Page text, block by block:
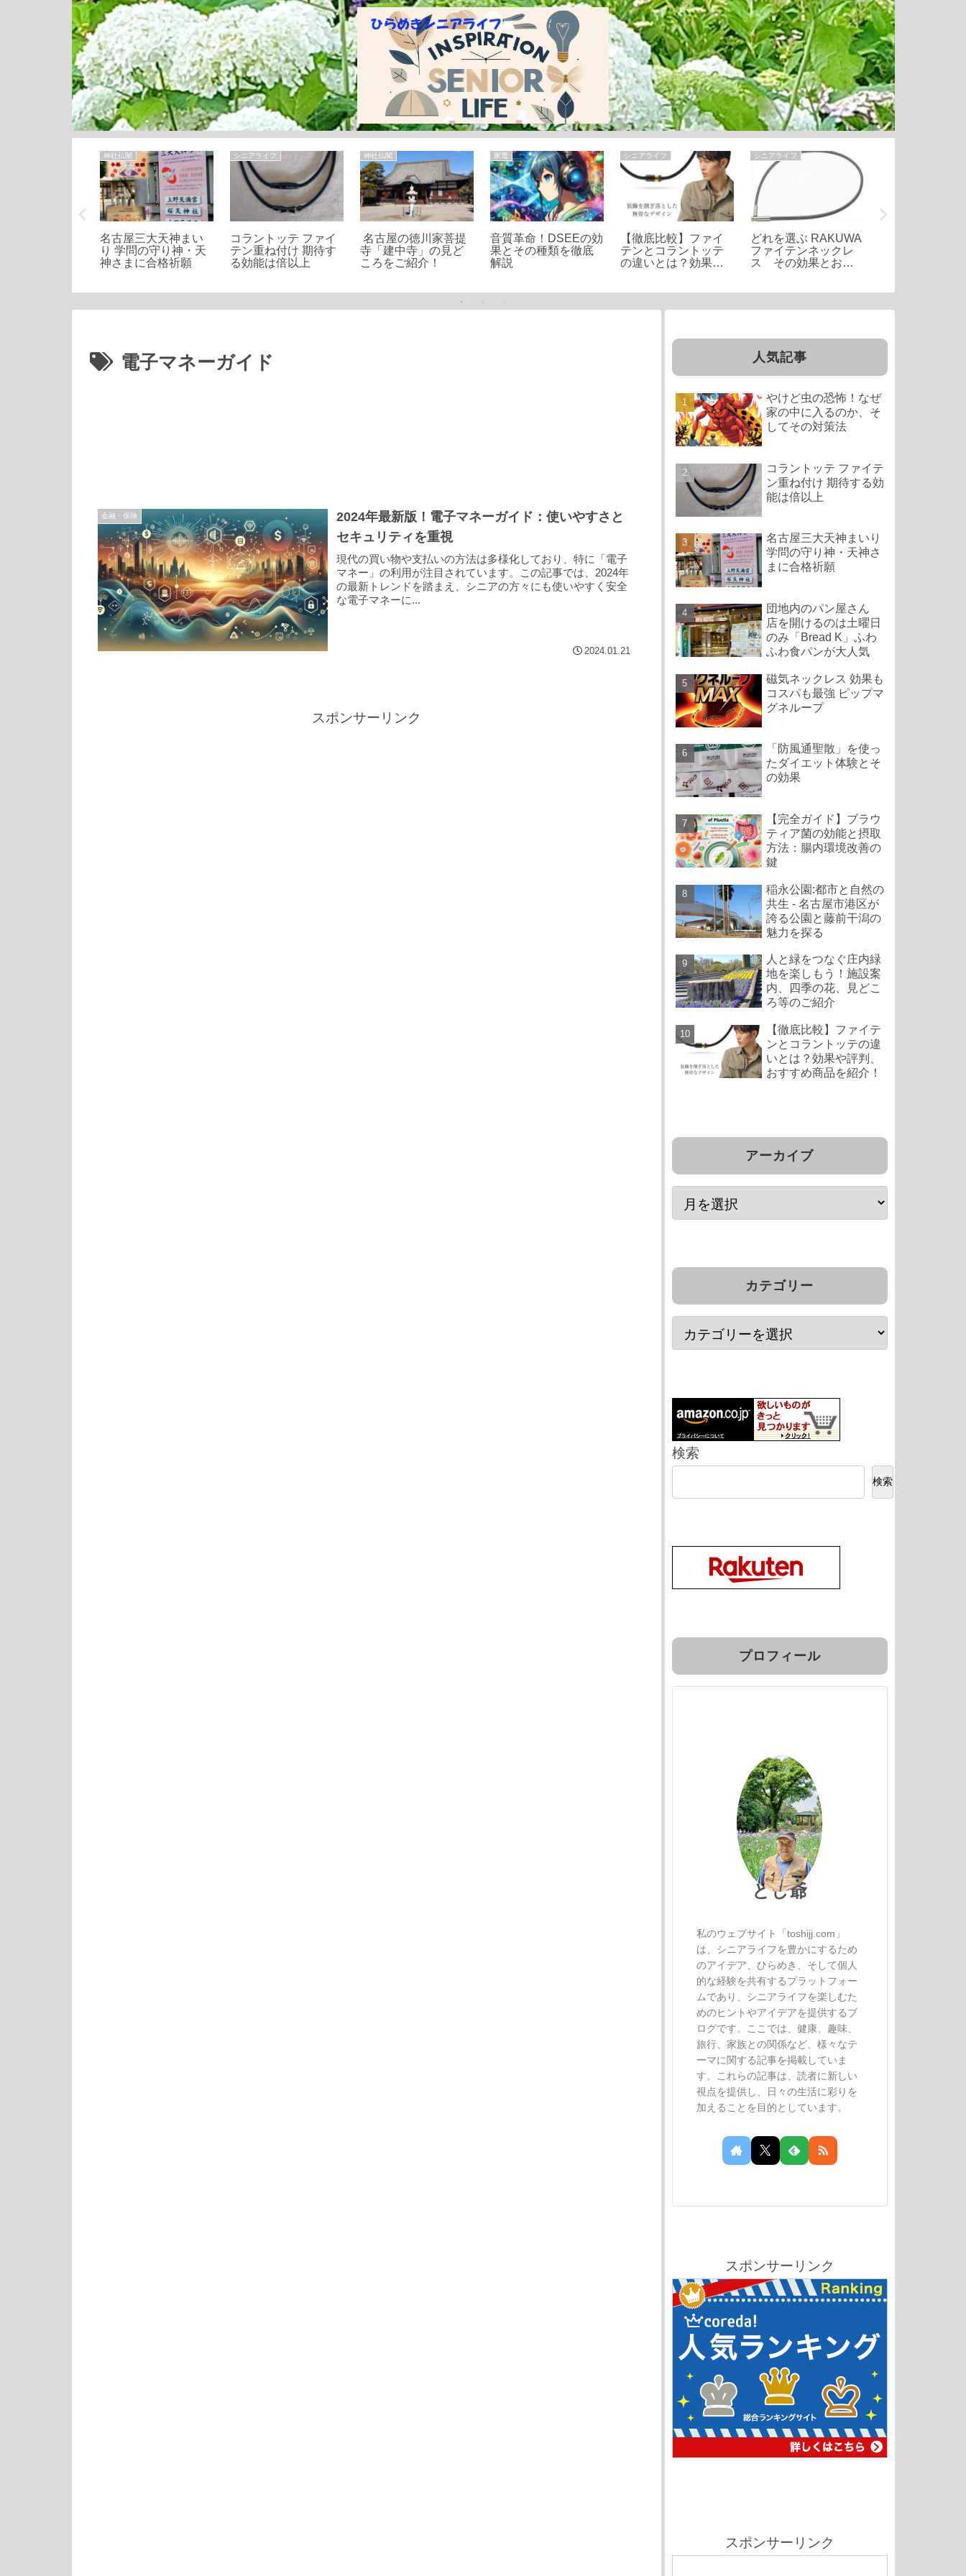
神社仏閣
名古屋三大天神まい
り 学問の守り神・天
神さまに合格祈願
シニアライフ
コラントッテ ファイ
テン重ね付け 期待す
る効能は倍以上
神社仏閣
名古屋の徳川家菩提
寺「建中寺」の見ど
ころをご紹介！
家電
音質革命！DSEEの効
果とその種類を徹底
解説
シニアライフ
【徹底比較】ファイ
テンとコラントッテ
の違いとは？効果や
シニアライフ
どれを選ぶ RAKUWA
ファイテンネックレ
ス その効果とおす
電子マネーガイド
金融・保険
2024年最新版！電子マネーガイド：使いやすさと
セキュリティを重視
現代の買い物や支払いの方法は多様化しており、特に「電子
マネー」の利用が注目されています。この記事では、2024年
の最新トレンドを踏まえ、シニアの方々にも使いやすく安全
な電子マネーに...
2024.01.21
スポンサーリンク
人気記事
やけど虫の恐怖！なぜ
家の中に入るのか、そ
してその対策法
コラントッテ ファイテ
ン重ね付け 期待する効
能は倍以上
名古屋三大天神まいり
学問の守り神・天神さ
まに合格祈願
団地内のパン屋さん
店を開けるのは土曜日
のみ「Bread K」ふわ
ふわ食パンが大人気
磁気ネックレス 効果も
コスパも最強 ピップマ
グネループ
「防風通聖散」を使っ
たダイエット体験とそ
の効果
【完全ガイド】ブラウ
ティア菌の効能と摂取
方法：腸内環境改善の
鍵
稲永公園:都市と自然の
共生 - 名古屋市港区が
誇る公園と藤前干潟の
魅力を探る
人と緑をつなぐ庄内緑
地を楽しもう！施設案
内、四季の花、見どこ
ろ等のご紹介
【徹底比較】ファイテ
ンとコラントッテの違
いとは？効果や評判、
おすすめ商品を紹介！
アーカイブ
カテゴリー
検索
検索
プロフィール
とし爺
私のウェブサイト「toshijj.com」
は、シニアライフを豊かにするため
のアイデア、ひらめき、そして個人
的な経験を共有するプラットフォー
ムであり、シニアライフを楽しむた
めのヒントやアイデアを提供するブ
ログです。ここでは、健康、趣味、
旅行、家族との関係など、様々なテ
ーマに関する記事を掲載していま
す。これらの記事は、読者に新しい
視点を提供し、日々の生活に彩りを
加えることを目的としています。
スポンサーリンク
スポンサーリンク